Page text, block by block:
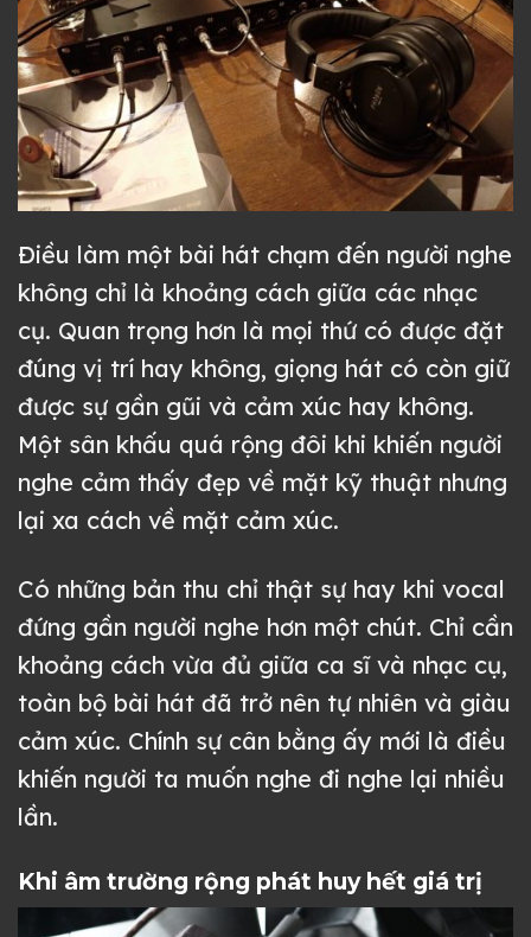
Điều làm một bài hát chạm đến người nghe
không chỉ là khoảng cách giữa các nhạc
cụ. Quan trọng hơn là mọi thứ có được đặt
đúng vị trí hay không, giọng hát có còn giữ
được sự gần gũi và cảm xúc hay không.
Một sân khấu quá rộng đôi khi khiến người
nghe cảm thấy đẹp về mặt kỹ thuật nhưng
lại xa cách về mặt cảm xúc.
Có những bản thu chỉ thật sự hay khi vocal
đứng gần người nghe hơn một chút. Chỉ cần
khoảng cách vừa đủ giữa ca sĩ và nhạc cụ,
toàn bộ bài hát đã trở nên tự nhiên và giàu
cảm xúc. Chính sự cân bằng ấy mới là điều
khiến người ta muốn nghe đi nghe lại nhiều
lần.
Khi âm trường rộng phát huy hết giá trị